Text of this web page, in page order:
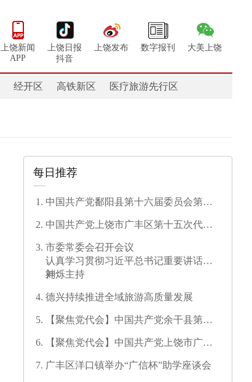
上饶新闻
APP
上饶日报
抖音
上饶发布 数字报刊 大美上饶
经开区 高铁新区 医疗旅游先行区
每日推荐
中国共产党鄱阳县第十六届委员会第一
中国共产党上饶市广丰区第十五次代表
市委常委会召开会议
认真学习贯彻习近平总书记重要讲话精
神
刘烁主持
德兴持续推进全域旅游高质量发展
【聚焦党代会】中国共产党余干县第十
【聚焦党代会】中国共产党上饶市广信
广丰区洋口镇举办“广信杯”助学座谈会